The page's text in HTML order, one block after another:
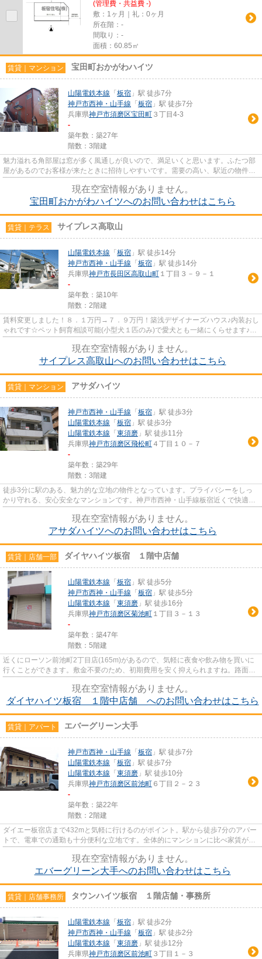
(管理費・共益費 -)
敷：1ヶ月｜礼：0ヶ月
所在階：-
間取り：-
面積：60.85㎡
賃貸｜マンション 宝田町おかがわハイツ
山陽電鉄本線 「 板宿 」駅 徒歩7分
神戸市西神・山手線 「 板宿 」駅 徒歩7分
兵庫県神戸市須磨区宝田町 ３丁目4-3
-
築年数：築27年
階数：3階建
魅力溢れる角部屋は窓が多く風通しが良いので、満足いくと思います。ふたつ部
屋があるのでお客様が来たときに招待しやすいです。需要の高い、駅近の物件と
現在空室情報がありません。
宝田町おかがわハイツへのお問い合わせはこちら
賃貸｜テラス サイプレス高取山
山陽電鉄本線 「 板宿 」駅 徒歩14分
神戸市西神・山手線 「 板宿 」駅 徒歩14分
兵庫県神戸市長田区高取山町 １丁目３－９－１
-
築年数：築10年
階数：2階建
賃料変更しました！８．１万円→７．９万円！築浅デザイナーズハウス♪内装おし
ゃれです☆ペット飼育相談可能(小型犬１匹のみ)で愛犬とも一緒にくらせます♪全
現在空室情報がありません。
サイプレス高取山へのお問い合わせはこちら
賃貸｜マンション アサダハイツ
神戸市西神・山手線 「 板宿 」駅 徒歩3分
山陽電鉄本線 「 板宿 」駅 徒歩3分
山陽電鉄本線 「 東須磨 」駅 徒歩11分
兵庫県神戸市須磨区飛松町 ４丁目１０－７
-
築年数：築29年
階数：3階建
徒歩3分に駅のある、魅力的な立地の物件となっています。プライバシーをしっ
かり守れる、安心安全なマンションです。神戸市西神・山手線板宿近くで快適な
現在空室情報がありません。
アサダハイツへのお問い合わせはこちら
賃貸｜店舗一部 ダイヤハイツ板宿 １階中店舗
山陽電鉄本線 「 板宿 」駅 徒歩5分
神戸市西神・山手線 「 板宿 」駅 徒歩5分
山陽電鉄本線 「 東須磨 」駅 徒歩16分
兵庫県神戸市須磨区菊池町 １丁目３－１３
-
築年数：築47年
階数：5階建
近くにローソン前池町2丁目店(165m)があるので、気軽に夜食や飲み物を買いに
行くことができます。敷金不要のため、初期費用を安く抑えられますね。路面店
現在空室情報がありません。
ダイヤハイツ板宿 １階中店舗 へのお問い合わせはこちら
賃貸｜アパート エバーグリーン大手
神戸市西神・山手線 「 板宿 」駅 徒歩7分
山陽電鉄本線 「 板宿 」駅 徒歩7分
山陽電鉄本線 「 東須磨 」駅 徒歩10分
兵庫県神戸市須磨区前池町 ６丁目２－２３
-
築年数：築22年
階数：2階建
ダイエー板宿店まで432mと気軽に行けるのがポイント。駅から徒歩7分のアパー
トで、電車での通勤も十分便利な立地です。全体的にマンションに比べ家賃が安
現在空室情報がありません。
エバーグリーン大手へのお問い合わせはこちら
賃貸｜店舗事務所 タウンハイツ板宿 １階店舗・事務所
山陽電鉄本線 「 板宿 」駅 徒歩2分
神戸市西神・山手線 「 板宿 」駅 徒歩2分
山陽電鉄本線 「 東須磨 」駅 徒歩12分
兵庫県神戸市須磨区前池町 ３丁目１－３